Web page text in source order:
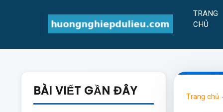
TRANG
CHỦ
BÀI VIẾT GẦN ĐÂY Trang chủ